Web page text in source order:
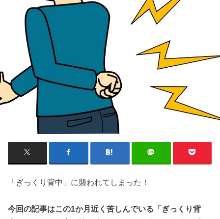
「ぎっくり背中」に襲われてしまった！
今回の記事はこの1か月近く苦しんでいる「ぎっくり背